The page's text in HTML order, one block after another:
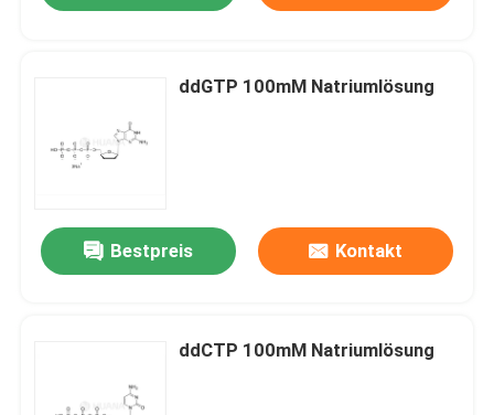
ddGTP 100mM Natriumlösung
Bestpreis Kontakt
ddCTP 100mM Natriumlösung